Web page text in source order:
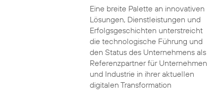
Eine breite Palette an innovativen
Lösungen, Dienstleistungen und
Erfolgsgeschichten unterstreicht
die technologische Führung und
den Status des Unternehmens als
Referenzpartner für Unternehmen
und Industrie in ihrer aktuellen
digitalen Transformation